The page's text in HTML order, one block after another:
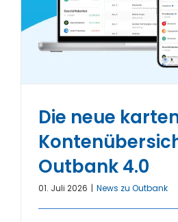
Die neue
Outbank 4.0
01. Juli 2026 | News zu Outbank